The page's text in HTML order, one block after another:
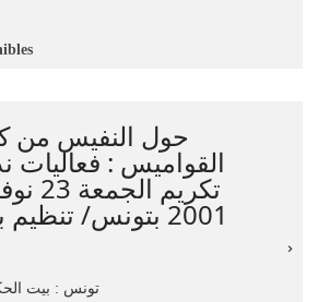
حول النفيس من
القواميس‏ : ‏فعاليات
تكريم
2001 بتونس/
تونس : بيت